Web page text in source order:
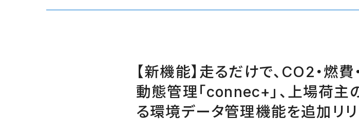
【新機能】走るだけで、CO2・燃費
動態管理「connec+」、上場荷主
る環境データ管理機能を追加リ